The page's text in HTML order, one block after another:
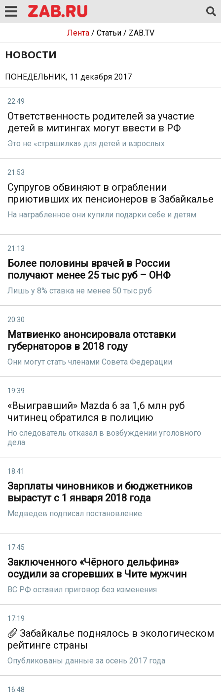
Лента/ Статьи/ ZAB.TV
НОВОСТИ
ПОНЕДЕЛЬНИК, 11 декабря 2017
22:49
Ответственность родителей за участие
детей в митингах могут ввести в РФ
Это не «страшилка» для детей и взрослых
21:53
Супругов обвиняют в ограблении
приютивших их пенсионеров в Забайкалье
На награбленное они купили подарки себе и детям
21:13
Более половины врачей в России
получают менее 25 тыс руб – ОНФ
Лишь у 8% ставка не менее 50 тыс руб
20:30
Матвиенко анонсировала отставки
губернаторов в 2018 году
Они могут стать членами Совета Федерации
19:39
«Выигравший» Mazda 6 за 1,6 млн руб
читинец обратился в полицию
Но следователь отказал в возбуждении уголовного
дела
18:41
Зарплаты чиновников и бюджетников
вырастут с 1 января 2018 года
Медведев подписал постановление
17:45
Заключенного «Чёрного дельфина»
осудили за сгоревших в Чите мужчин
ВС РФ оставил приговор без изменения
17:19
Забайкалье поднялось в экологическом
рейтинге страны
Опубликованы данные за осень 2017 года
16:48